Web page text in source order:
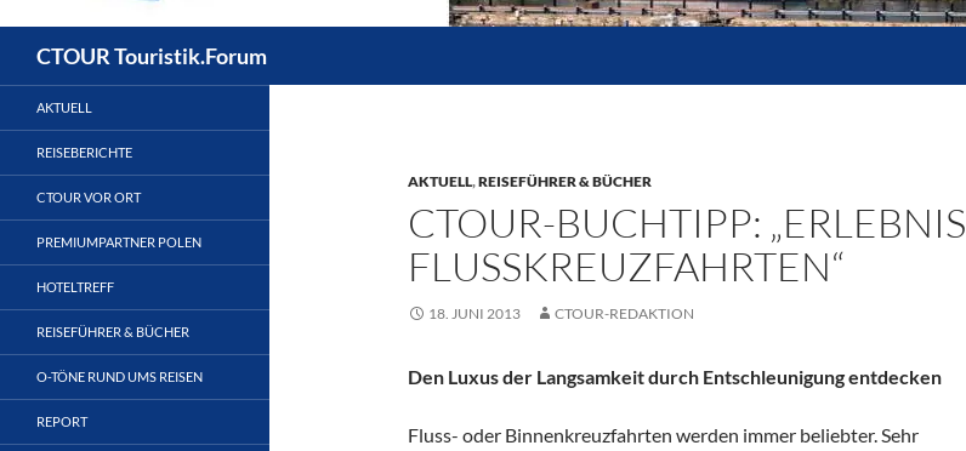
CTOUR Touristik.Forum
AKTUELL,REISEFÜHRER & BÜCHER
CTOUR-BUCHTIPP: „ERLEBNIS
FLUSSKREUZFAHRTEN“
18. JUNI 2013 CTOUR-REDAKTION
Den Luxus der Langsamkeit durch Entschleunigung entdecken
Fluss- oder Binnenkreuzfahrten werden immer beliebter. Sehr
AKTUELL
REISEBERICHTE
CTOUR VOR ORT
PREMIUMPARTNER POLEN
HOTELTREFF
REISEFÜHRER & BÜCHER
O-TÖNE RUND UMS REISEN
REPORT